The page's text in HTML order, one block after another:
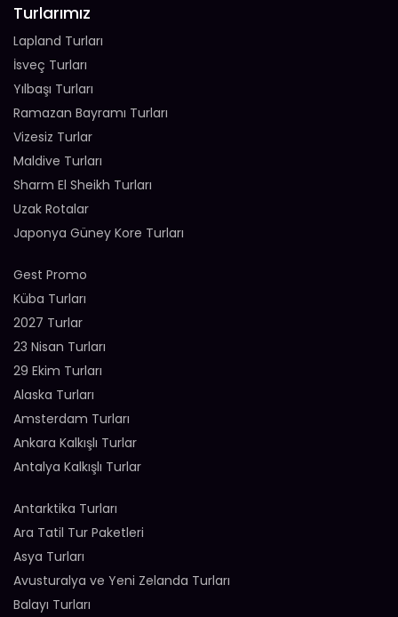
Turlarımız
Lapland Turları
İsveç Turları
Yılbaşı Turları
Ramazan Bayramı Turları
Vizesiz Turlar
Maldive Turları
Sharm El Sheikh Turları
Uzak Rotalar
Japonya Güney Kore Turları
Gest Promo
Küba Turları
2027 Turlar
23 Nisan Turları
29 Ekim Turları
Alaska Turları
Amsterdam Turları
Ankara Kalkışlı Turlar
Antalya Kalkışlı Turlar
Antarktika Turları
Ara Tatil Tur Paketleri
Asya Turları
Avusturalya ve Yeni Zelanda Turları
Balayı Turları